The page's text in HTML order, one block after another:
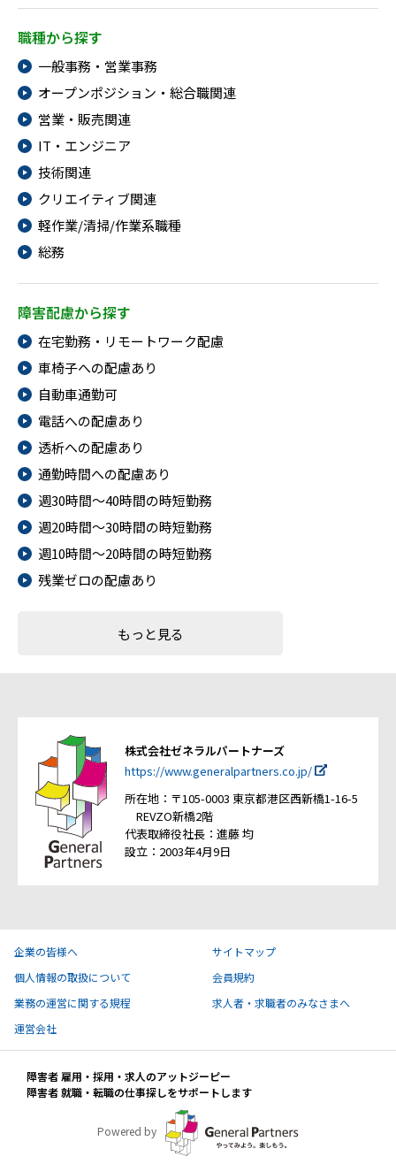
職種から探す
一般事務・営業事務
オープンポジション・総合職関連
営業・販売関連
IT・エンジニア
技術関連
クリエイティブ関連
軽作業/清掃/作業系職種
総務
障害配慮から探す
在宅勤務・リモートワーク配慮
車椅子への配慮あり
自動車通勤可
電話への配慮あり
透析への配慮あり
通勤時間への配慮あり
週30時間～40時間の時短勤務
週20時間～30時間の時短勤務
週10時間～20時間の時短勤務
残業ゼロの配慮あり
もっと見る
株式会社ゼネラルパートナーズ
https://www.generalpartners.co.jp/
所在地：〒105-0003 東京都港区西新橋1-16-5
REVZO新橋2階
代表取締役社長：進藤 均
設立：2003年4月9日
企業の皆様へ
サイトマップ
個人情報の取扱について
会員規約
業務の運営に関する規程
求人者・求職者のみなさまへ
運営会社
障害者 雇用・採用・求人のアットジーピー
障害者 就職・転職の仕事探しをサポートします
Powered by